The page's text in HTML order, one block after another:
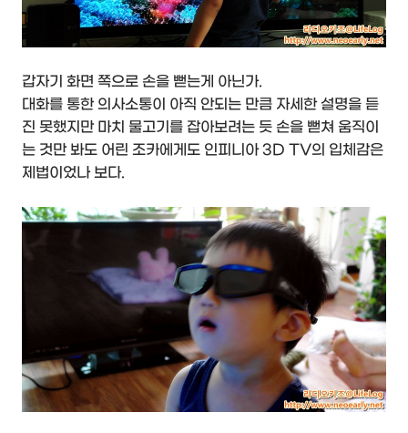
갑자기 화면 쪽으로 손을 뻗는게 아닌가.
대화를 통한 의사소통이 아직 안되는 만큼 자세한 설명을 듣
진 못했지만 마치 물고기를 잡아보려는 듯 손을 뻗쳐 움직이
는 것만 봐도 어린 조카에게도 인피니아 3D TV의 입체감은
제법이었나 보다.